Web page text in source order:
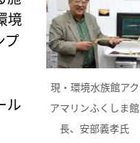
現・環境水族館アク
アマリンふくしま館
長、安部義孝氏
境
プ
ル